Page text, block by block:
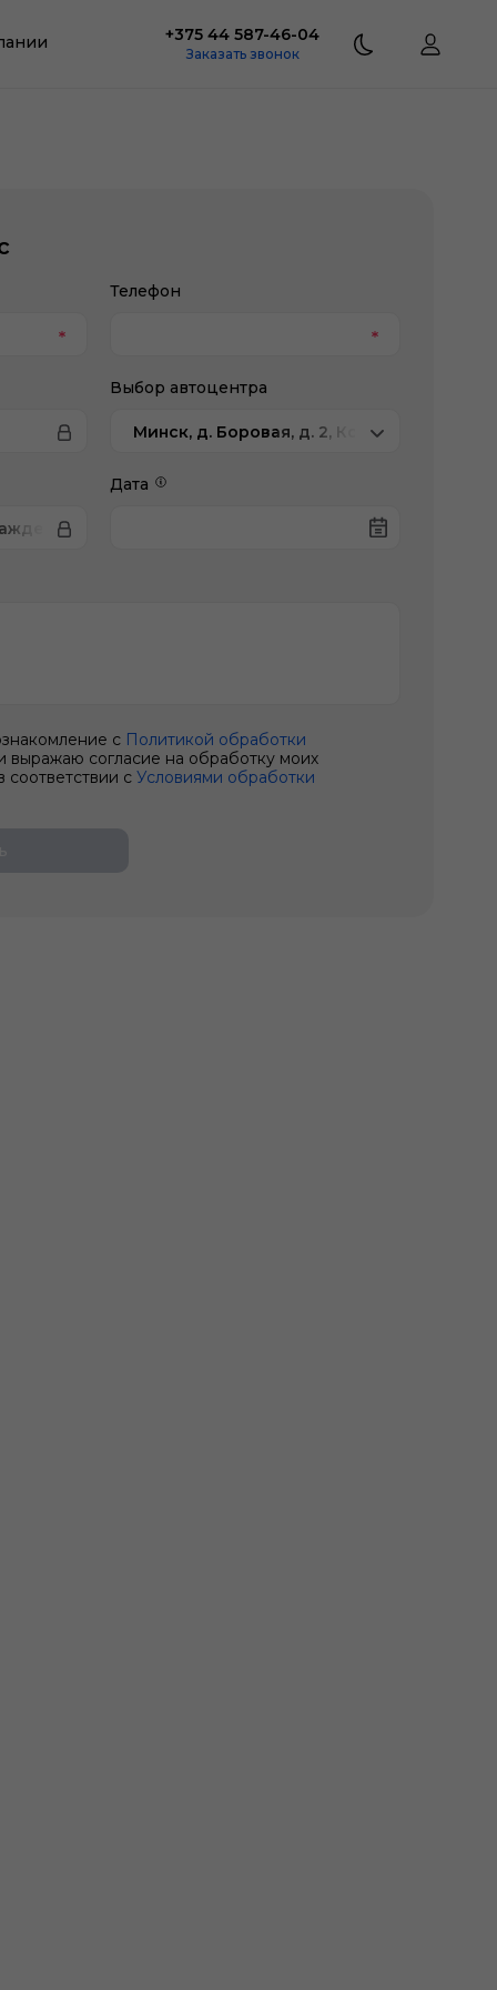
+375 44 587-46-04
Заказать звонок
Телефон
Выбор автоцентра
Минск, д. Боровая, д. 2, Коммерческая
автомобиля
Дата
с Политикой обработки
выражаю согласие на обработку моих
соответствии с Условиями обработки